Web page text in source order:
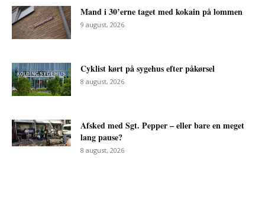
Mand i 30’erne taget med kokain på lommen
9 august, 2026
Cyklist kørt på sygehus efter påkørsel
8 august, 2026
Afsked med Sgt. Pepper – eller bare en meget
lang pause?
8 august, 2026